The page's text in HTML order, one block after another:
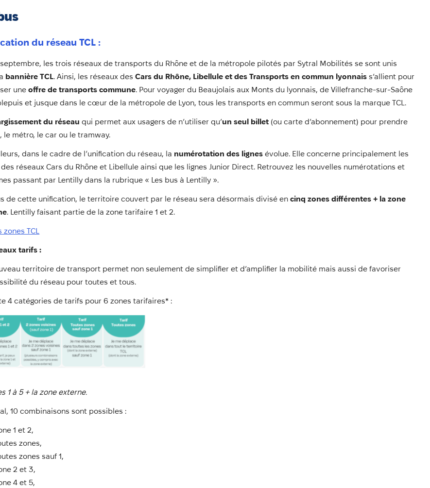
du réseau TCL :
septembre, les trois réseaux de transports du Rhône et de la métropole pilotés par Sytral Mobilités se sont unis
bannière TCL. Ainsi, les réseaux desCars du Rhône, Libellule et des Transports en commun lyonnais s’allient pour
uneoffre de transports commune. Pour voyager du Beaujolais aux Monts du lyonnais, de Villefranche-sur-Saône
et jusque dans le cœur de la métropole de Lyon, tous les transports en commun seront sous la marque TCL.
du réseau qui permet aux usagers de n’utiliser qu’un seul billet (ou carte d’abonnement) pour prendre
le métro, le car ou le tramway.
dans le cadre de l‘unification du réseau, la numérotation des lignes évolue. Elle concerne principalement les
des réseaux Cars du Rhône et Libellule ainsi que les lignes Junior Direct. Retrouvez les nouvelles numérotations et
passant par Lentilly dans la rubrique « Les bus à Lentilly ».
de cette unification, le territoire couvert par le réseau sera désormais divisé encinq zones différentes + la zone
. Lentilly faisant partie de la zone tarifaire 1 et 2.
zones TCL
tarifs :
territoire de transport permet non seulement de simplifier et d’amplifier la mobilité mais aussi de favoriser
du réseau pour toutes et tous.
4 catégories de tarifs pour 6 zones tarifaires* :
1 à 5 + la zone externe.
10 combinaisons sont possibles :
1 et 2,
zones,
zones sauf 1,
2 et 3,
4 et 5,